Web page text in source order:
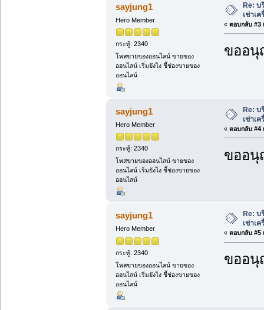
sayjung1
Hero Member
กระทู้: 2340
โพสขายของออนไลน์ ขายของ
ออนไลน์ เริ่มยังไง ชี้ช่องขายของ
ออนไลน์
Re: บ
เช่าเ
« ตอบกลับ #3
ขออนุ
sayjung1
Hero Member
กระทู้: 2340
โพสขายของออนไลน์ ขายของ
ออนไลน์ เริ่มยังไง ชี้ช่องขายของ
ออนไลน์
Re: บ
เช่าเ
« ตอบกลับ #4
ขออนุ
sayjung1
Hero Member
กระทู้: 2340
โพสขายของออนไลน์ ขายของ
ออนไลน์ เริ่มยังไง ชี้ช่องขายของ
ออนไลน์
Re: บ
เช่าเ
« ตอบกลับ #5
ขออนุ